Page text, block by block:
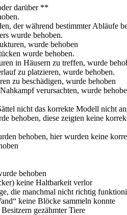
darüber **
der während bestimmter Abläufe
wurde behoben.
wurde behoben
wurde behoben.
in Häusern zu treffen, wurde
zu platzieren, wurde behoben.
zu beschädigen, wurde behoben
verursachten, wurde
nicht das korrekte Modell nicht
behoben, diese zeigten keine
behoben, hier wurden keine
behoben
keine Haltbarkeit verlor
die manchmal nicht richtig
keine Blöcke sammeln konnte
gezähmter Tiere